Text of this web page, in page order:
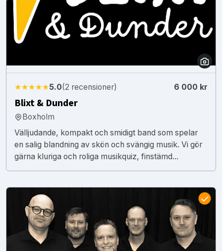
★★★★★5.0(2 recensioner) 6 000 kr
Blixt & Dunder
Boxholm
Välljudande, kompakt och smidigt band som spelar
en salig blandning av skön och svängig musik. Vi gör
gärna kluriga och roliga musikquiz, finstämd...